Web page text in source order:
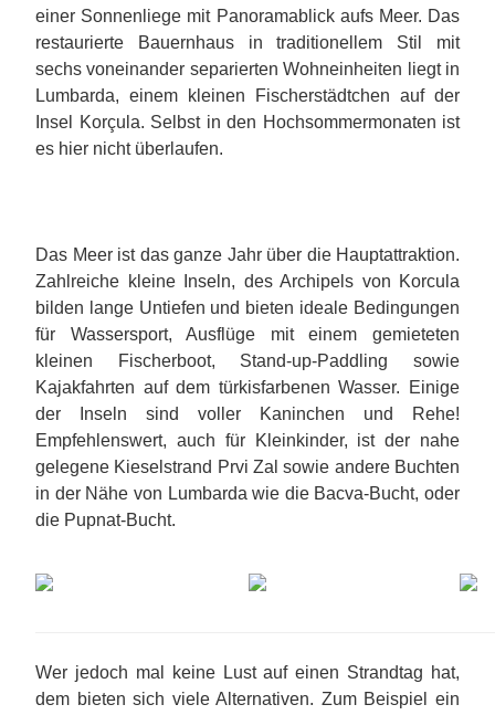
einer Sonnenliege mit Panoramablick aufs Meer. Das
restaurierte Bauernhaus in traditionellem Stil mit
sechs voneinander separierten Wohneinheiten liegt in
Lumbarda, einem kleinen Fischerstädtchen auf der
Insel Korçula. Selbst in den Hochsommermonaten ist
es hier nicht überlaufen.
Das Meer ist das ganze Jahr über die Hauptattraktion.
Zahlreiche kleine Inseln, des Archipels von Korcula
bilden lange Untiefen und bieten ideale Bedingungen
für Wassersport, Ausflüge mit einem gemieteten
kleinen Fischerboot, Stand-up-Paddling sowie
Kajakfahrten auf dem türkisfarbenen Wasser. Einige
der Inseln sind voller Kaninchen und Rehe!
Empfehlenswert, auch für Kleinkinder, ist der nahe
gelegene Kieselstrand Prvi Zal sowie andere Buchten
in der Nähe von Lumbarda wie die Bacva-Bucht, oder
die Pupnat-Bucht.
Wer jedoch mal keine Lust auf einen Strandtag hat,
dem bieten sich viele Alternativen. Zum Beispiel ein